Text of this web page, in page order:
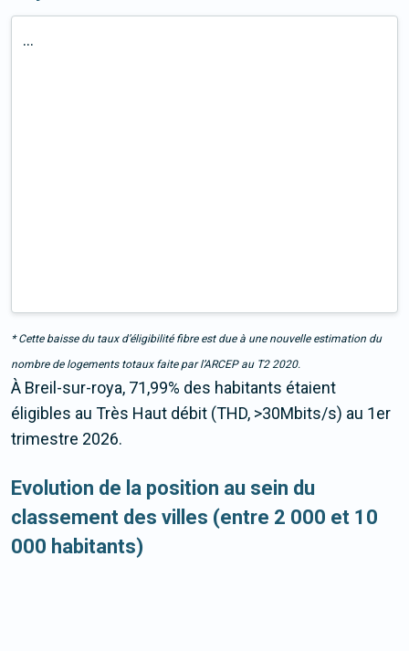
...
* Cette baisse du taux d’éligibilité fibre est due à une nouvelle estimation du
nombre de logements totaux faite par l’ARCEP au T2 2020.
À Breil-sur-roya, 71,99% des habitants étaient
éligibles au Très Haut débit (THD, >30Mbits/s) au 1er
trimestre 2026.
Evolution de la position au sein du
classement des villes (entre 2 000 et 10
000 habitants)